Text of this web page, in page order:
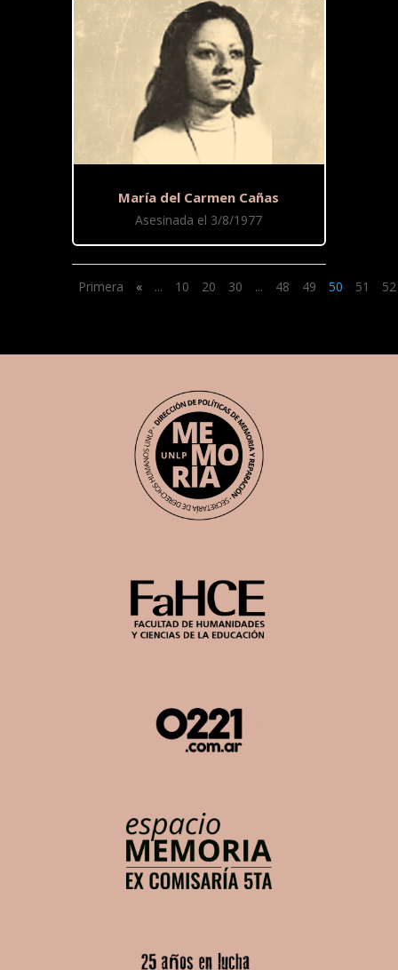
María del Carmen Cañas
Asesinada el 3/8/1977
Primera « ... 10 20 30 ... 48 49 50 51 52